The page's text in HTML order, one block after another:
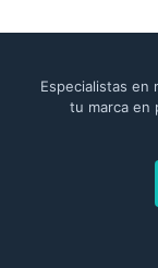
Especialistas en
tu marca en